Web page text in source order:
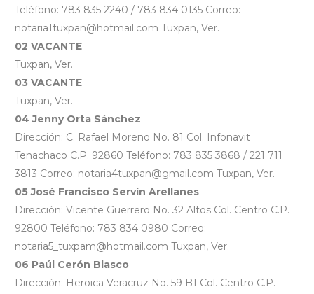
Teléfono: 783 835 2240 / 783 834 0135 Correo:
notaria1tuxpan@hotmail.com Tuxpan, Ver.
02 VACANTE
Tuxpan, Ver.
03 VACANTE
Tuxpan, Ver.
04 Jenny Orta Sánchez
Dirección: C. Rafael Moreno No. 81 Col. Infonavit
Tenachaco C.P. 92860 Teléfono: 783 835 3868 / 221 711
3813 Correo: notaria4tuxpan@gmail.com Tuxpan, Ver.
05 José Francisco Servín Arellanes
Dirección: Vicente Guerrero No. 32 Altos Col. Centro C.P.
92800 Teléfono: 783 834 0980 Correo:
notaria5_tuxpam@hotmail.com Tuxpan, Ver.
06 Paúl Cerón Blasco
Dirección: Heroica Veracruz No. 59 B1 Col. Centro C.P.